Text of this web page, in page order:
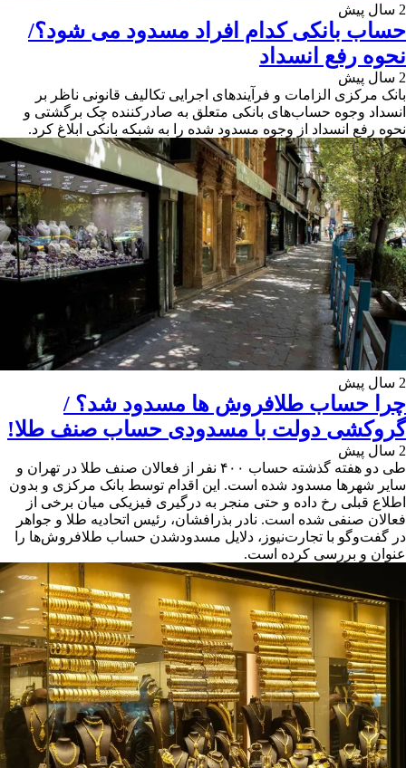
2 سال پیش
حساب بانکی کدام افراد مسدود می شود؟/
نحوه رفع انسداد
2 سال پیش
بانک مرکزی الزامات و فرآیندهای اجرایی تکالیف قانونی ناظر بر
انسداد وجوه حساب‌های بانکی متعلق به صادرکننده چک برگشتی و
نحوه رفع انسداد از وجوه مسدود شده را به شبکه بانکی ابلاغ کرد.
2 سال پیش
چرا حساب طلافروش ها مسدود شد؟ /
گروکشی دولت با مسدودی حساب صنف طلا!
2 سال پیش
طی دو هفته گذشته حساب ۴۰۰ نفر از فعالان صنف طلا در تهران و
سایر شهرها مسدود شده است. این اقدام توسط بانک مرکزی و بدون
اطلاع قبلی رخ داده و حتی منجر به درگیری فیزیکی میان برخی از
فعالان صنفی شده است. نادر بذرافشان، رئیس اتحادیه طلا و جواهر
در گفت‌وگو با تجارت‌نیوز، دلایل مسدودشدن حساب طلافروش‌ها را
عنوان و بررسی کرده است.